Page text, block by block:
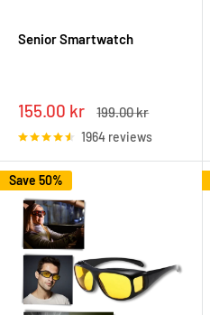
Senior Smartwatch
Sale
price
155.00 kr
Regular
199.00 kr
1964 reviews
Save 50%